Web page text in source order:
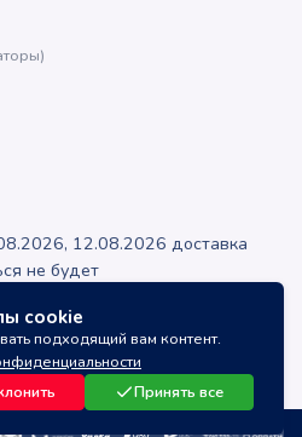
cookie
подходящий вам контент.
Принять все
12.08.2026 доставка
не будет